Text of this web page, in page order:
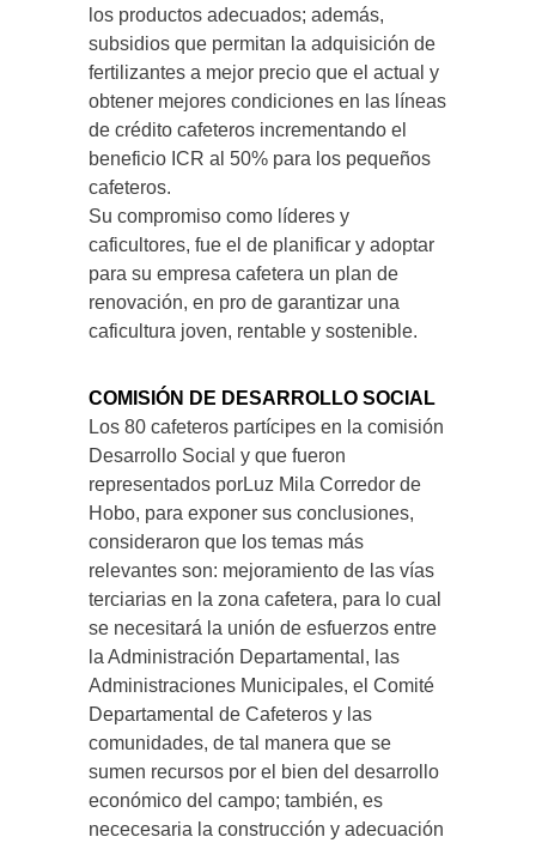
los productos adecuados; además,
subsidios que permitan la adquisición de
fertilizantes a mejor precio que el actual y
obtener mejores condiciones en las líneas
de crédito cafeteros incrementando el
beneficio ICR al 50% para los pequeños
cafeteros.
Su compromiso como líderes y
caficultores, fue el de planificar y adoptar
para su empresa cafetera un plan de
renovación, en pro de garantizar una
caficultura joven, rentable y sostenible.
COMISIÓN DE DESARROLLO SOCIAL
Los 80 cafeteros partícipes en la comisión
Desarrollo Social y que fueron
representados porLuz Mila Corredor de
Hobo, para exponer sus conclusiones,
consideraron que los temas más
relevantes son: mejoramiento de las vías
terciarias en la zona cafetera, para lo cual
se necesitará la unión de esfuerzos entre
la Administración Departamental, las
Administraciones Municipales, el Comité
Departamental de Cafeteros y las
comunidades, de tal manera que se
sumen recursos por el bien del desarrollo
económico del campo; también, es
nececesaria la construcción y adecuación